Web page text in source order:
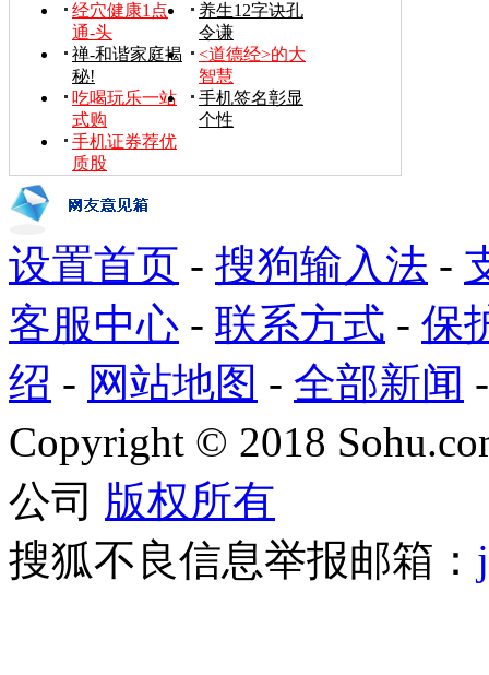
经穴健康1点
通-头
养生12字诀孔
令谦
禅-和谐家庭揭
秘!
<道德经>的大
智慧
吃喝玩乐一站
式购
手机签名彰显
个性
手机证券荐优
质股
设置首页 - 搜狗输入法 -
客服中心 - 联系方式 - 保
绍 - 网站地图 - 全部新闻
Copyright © 2018
公司 版权所有
搜狐不良信息举报邮箱：